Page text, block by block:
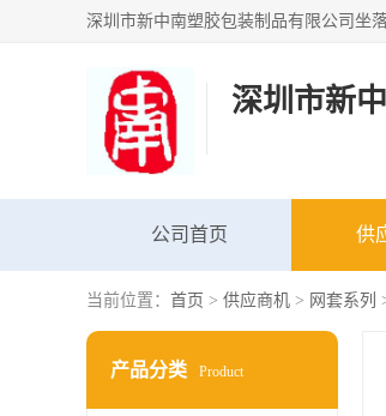
深圳市新
公司首页 供
当前位置： 首页 > 供应商机 > 网套系列
产品分类 Product